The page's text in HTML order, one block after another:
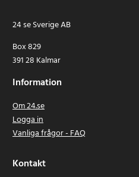
24 se Sverige AB
Box 829
391 28 Kalmar
Information
Om 24.se
Logga in
Vanliga frågor - FAQ
Kontakt